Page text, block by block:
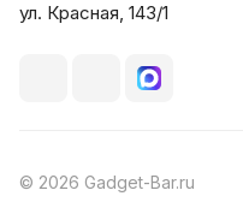
ул. Красная, 143/1
© 2026 Gadget-Bar.ru